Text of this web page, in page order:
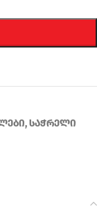
,საჭრელი